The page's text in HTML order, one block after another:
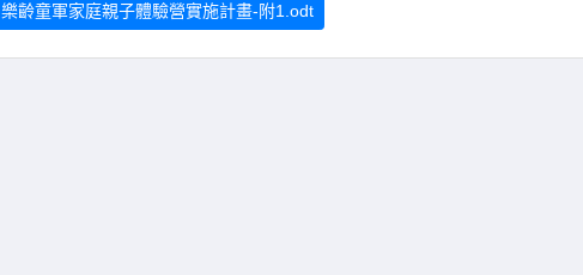
樂齡童軍家庭親子體驗營實施計畫-附1.odt